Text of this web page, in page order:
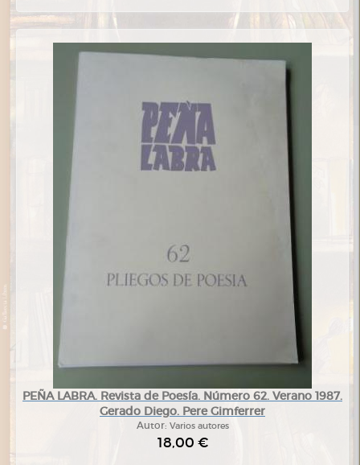
PEÑA LABRA. Revista de Poesía. Número 62. Verano 1987.
Gerado Diego. Pere Gimferrer
Autor: Varios autores
18,00 €